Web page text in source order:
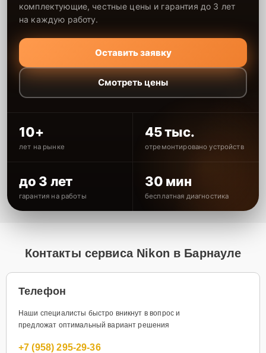
комплектующие, честные цены и гарантия до 3 лет
на каждую работу.
Оставить заявку
Смотреть цены
10+
лет на рынке
45 тыс.
отремонтировано устройств
до 3 лет
гарантия на работы
30 мин
бесплатная диагностика
Контакты сервиса Nikon в Барнауле
Телефон
Наши специалисты быстро вникнут в вопрос и
предложат оптимальный вариант решения
+7 (958) 295-29-36